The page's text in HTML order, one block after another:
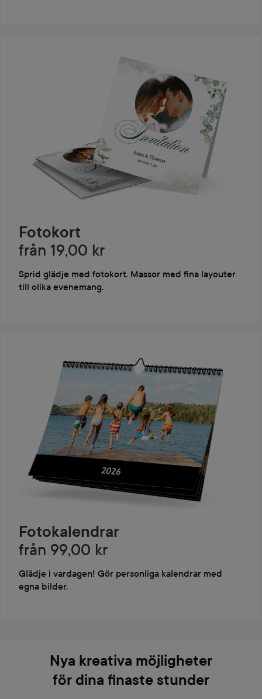
Fotokort
från 19,00 kr
Sprid glädje med fotokort. Massor med fina layouter
till olika evenemang.
Fotokalendrar
från 99,00 kr
Glädje i vardagen! Gör personliga kalendrar med
egna bilder.
Nya kreativa möjligheter
för dina finaste stunder